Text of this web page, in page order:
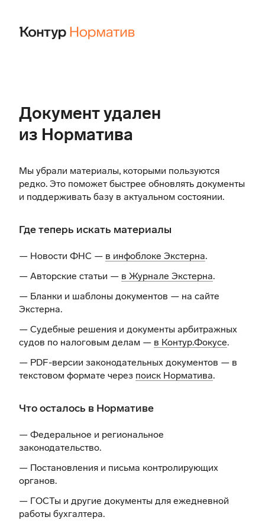
Документ удален
из Норматива
Мы убрали материалы, которыми пользуются
редко. Это поможет быстрее обновлять документы
и поддерживать базу в актуальном состоянии.
Где теперь искать материалы
— Новости ФНС — в инфоблоке Экстерна.
— Авторские статьи — в Журнале Экстерна.
— Бланки и шаблоны документов — на сайте
Экстерна.
— Судебные решения и документы арбитражных
судов по налоговым делам — в Контур.Фокусе.
— PDF-версии законодательных документов — в
текстовом формате через поиск Норматива.
Что осталось в Нормативе
— Федеральное и региональное
законодательство.
— Постановления и письма контролирующих
органов.
— ГОСТы и другие документы для ежедневной
работы бухгалтера.